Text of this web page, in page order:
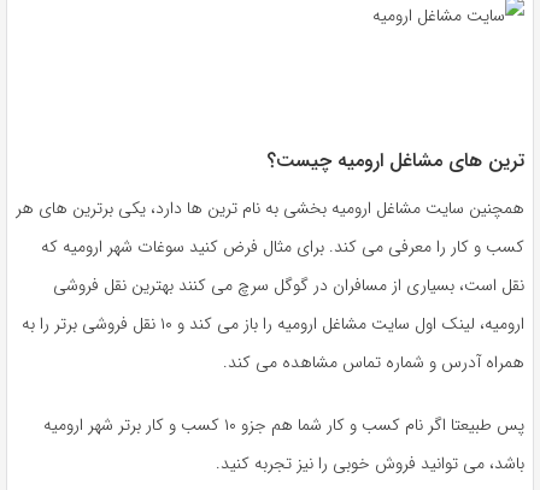
ترین های مشاغل ارومیه چیست؟
همچنین سایت مشاغل ارومیه بخشی به نام ترین ها دارد، یکی برترین های هر
کسب و کار را معرفی می کند. برای مثال فرض کنید سوغات شهر ارومیه که
نقل است، بسیاری از مسافران در گوگل سرچ می کنند بهترین نقل فروشی
ارومیه، لینک اول سایت مشاغل ارومیه را باز می کند و ۱۰ نقل فروشی برتر را به
همراه آدرس و شماره تماس مشاهده می کند.
پس طبیعتا اگر نام کسب و کار شما هم جزو ۱۰ کسب و کار برتر شهر ارومیه
باشد، می توانید فروش خوبی را نیز تجربه کنید.